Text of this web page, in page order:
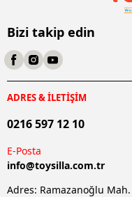
Bizi takip edin
ADRES & İLETİŞİM
0216 597 12 10
E-Posta
info@toysilla.com.tr
Adres: Ramazanoğlu Mah.